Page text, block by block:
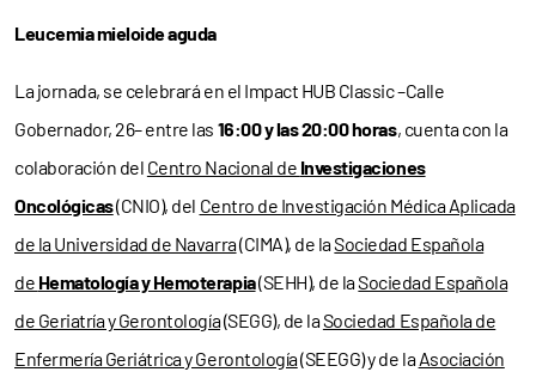
Leucemia mieloide aguda
La jornada, se celebrará en el Impact HUB Classic –Calle
Gobernador, 26– entre las 16:00 y las 20:00 horas, cuenta con la
colaboración del Centro Nacional de Investigaciones
Oncológicas(CNIO), del Centro de Investigación Médica Aplicada
de la Universidad de Navarra(CIMA), de laSociedad Española
de Hematología y Hemoterapia(SEHH), de laSociedad Española
de Geriatría y Gerontología(SEGG), de laSociedad Española de
Enfermería Geriátrica y Gerontología(SEEGG) y de laAsociación